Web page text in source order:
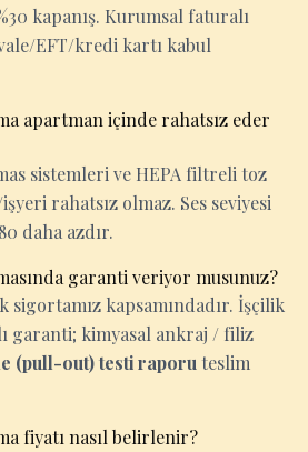
kapanış. Kurumsal faturalı
EFT/kredi kartı kabul
apartman içinde rahatsız eder
sistemleri ve HEPA filtreli toz
rahatsız olmaz. Ses seviyesi
daha azdır.
garanti veriyor musunuz?
sigortamız kapsamındadır. İşçilik
garanti; kimyasal ankraj / filiz
(pull-out) testi raporu teslim
fiyatı nasıl belirlenir?